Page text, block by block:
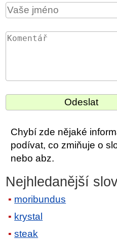
Chybí zde nějaké
podívat, co zmiňuje o
nebo abz.
Nejhledanější
moribundus
krystal
steak